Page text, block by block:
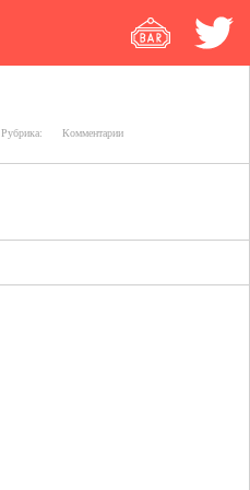
Рубрика: Комментарии